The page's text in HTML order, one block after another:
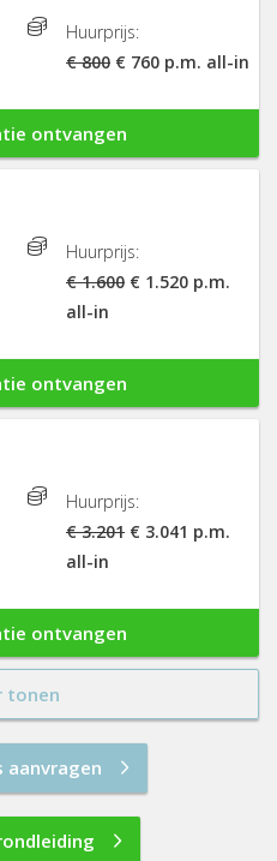
Huurprijs:
€ 800 € 760 p.m. all-in
ontvangen
Huurprijs:
€ 1.600 € 1.520 p.m.
all-in
ontvangen
Huurprijs:
€ 3.201 € 3.041 p.m.
all-in
ontvangen
tonen
aanvragen